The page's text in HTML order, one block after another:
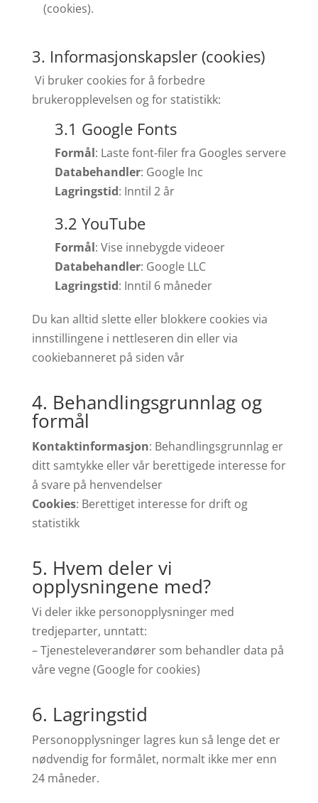
(cookies).
3. Informasjonskapsler (cookies)
Vi bruker cookies for å forbedre
brukeropplevelsen og for statistikk:
3.1 Google Fonts
Formål: Laste font-filer fra Googles servere
Databehandler: Google Inc
Lagringstid: Inntil 2 år
3.2 YouTube
Formål: Vise innebygde videoer
Databehandler: Google LLC
Lagringstid: Inntil 6 måneder
Du kan alltid slette eller blokkere cookies via
innstillingene i nettleseren din eller via
cookiebanneret på siden vår
4. Behandlingsgrunnlag og
formål
Kontaktinformasjon: Behandlingsgrunnlag er
ditt samtykke eller vår berettigede interesse for
å svare på henvendelser
Cookies: Berettiget interesse for drift og
statistikk
5. Hvem deler vi
opplysningene med?
Vi deler ikke personopplysninger med
tredjeparter, unntatt:
– Tjenesteleverandører som behandler data på
våre vegne (Google for cookies)
6. Lagringstid
Personopplysninger lagres kun så lenge det er
nødvendig for formålet, normalt ikke mer enn
24 måneder.